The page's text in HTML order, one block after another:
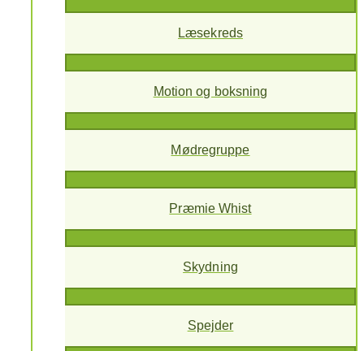
Læsekreds
Motion og boksning
Mødregruppe
Præmie Whist
Skydning
Spejder